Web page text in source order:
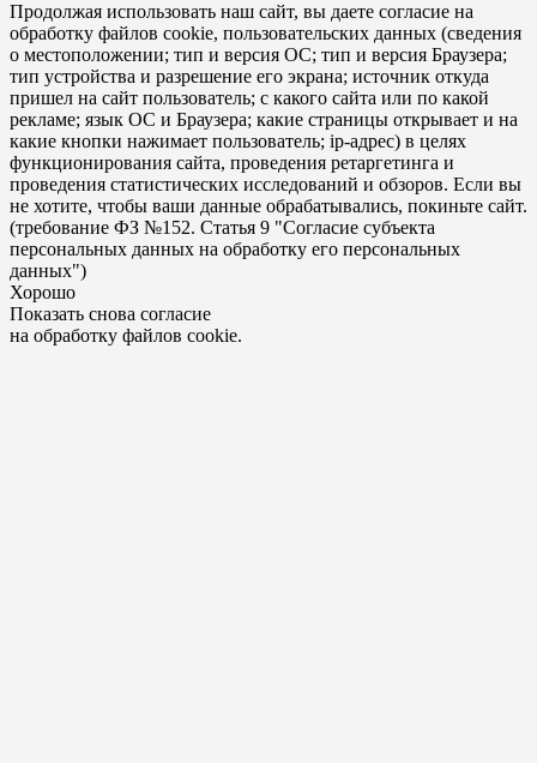
Продолжая использовать наш сайт, вы даете согласие на
обработку файлов cookie, пользовательских данных (сведения
о местоположении; тип и версия ОС; тип и версия Браузера;
тип устройства и разрешение его экрана; источник откуда
пришел на сайт пользователь; с какого сайта или по какой
рекламе; язык ОС и Браузера; какие страницы открывает и на
какие кнопки нажимает пользователь; ip-адрес) в целях
функционирования сайта, проведения ретаргетинга и
проведения статистических исследований и обзоров. Если вы
не хотите, чтобы ваши данные обрабатывались, покиньте сайт.
(требование ФЗ №152. Статья 9 "Согласие субъекта
персональных данных на обработку его персональных
данных")
Хорошо
Показать снова согласие
на обработку файлов cookie.